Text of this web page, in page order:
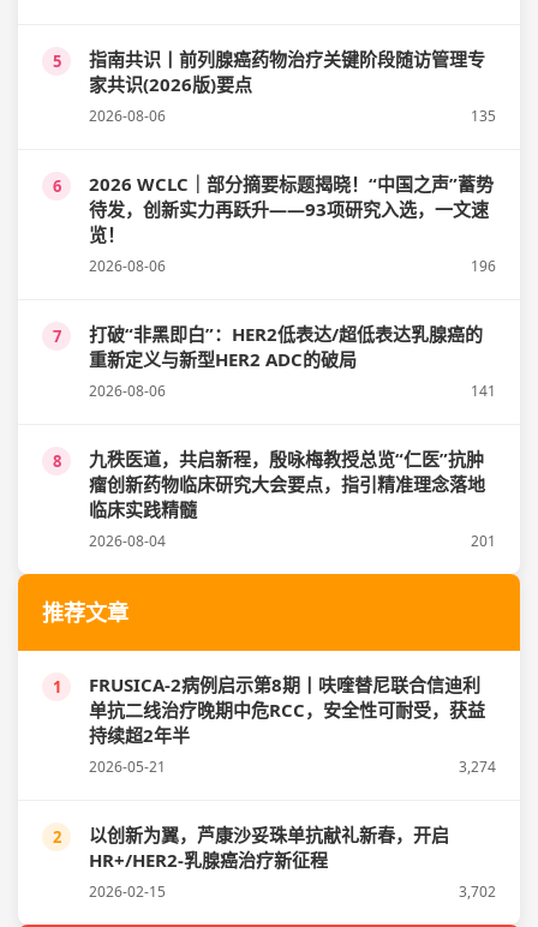
5
指南共识丨前列腺癌药物治疗关键阶段随访管理专
家共识(2026版)要点
2026-08-06 135
6
2026 WCLC｜部分摘要标题揭晓！“中国之声”蓄势
待发，创新实力再跃升——93项研究入选，一文速
览！
2026-08-06 196
7
打破“非黑即白”：HER2低表达/超低表达乳腺癌的
重新定义与新型HER2 ADC的破局
2026-08-06 141
8
九秩医道，共启新程，殷咏梅教授总览“仁医”抗肿
瘤创新药物临床研究大会要点，指引精准理念落地
临床实践精髓
2026-08-04 201
推荐文章
1
FRUSICA-2病例启示第8期丨呋喹替尼联合信迪利
单抗二线治疗晚期中危RCC，安全性可耐受，获益
持续超2年半
2026-05-21 3,274
2
以创新为翼，芦康沙妥珠单抗献礼新春，开启
HR+/HER2-乳腺癌治疗新征程
2026-02-15 3,702